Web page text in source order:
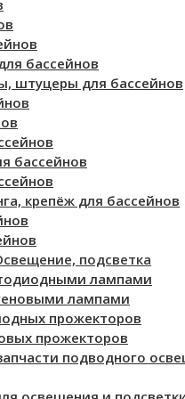
бассейнов
штуцеры для бассейнов
бассейнов
крепёж для бассейнов
подсветка
лампами
лампами
прожекторов
прожекторов
подводного